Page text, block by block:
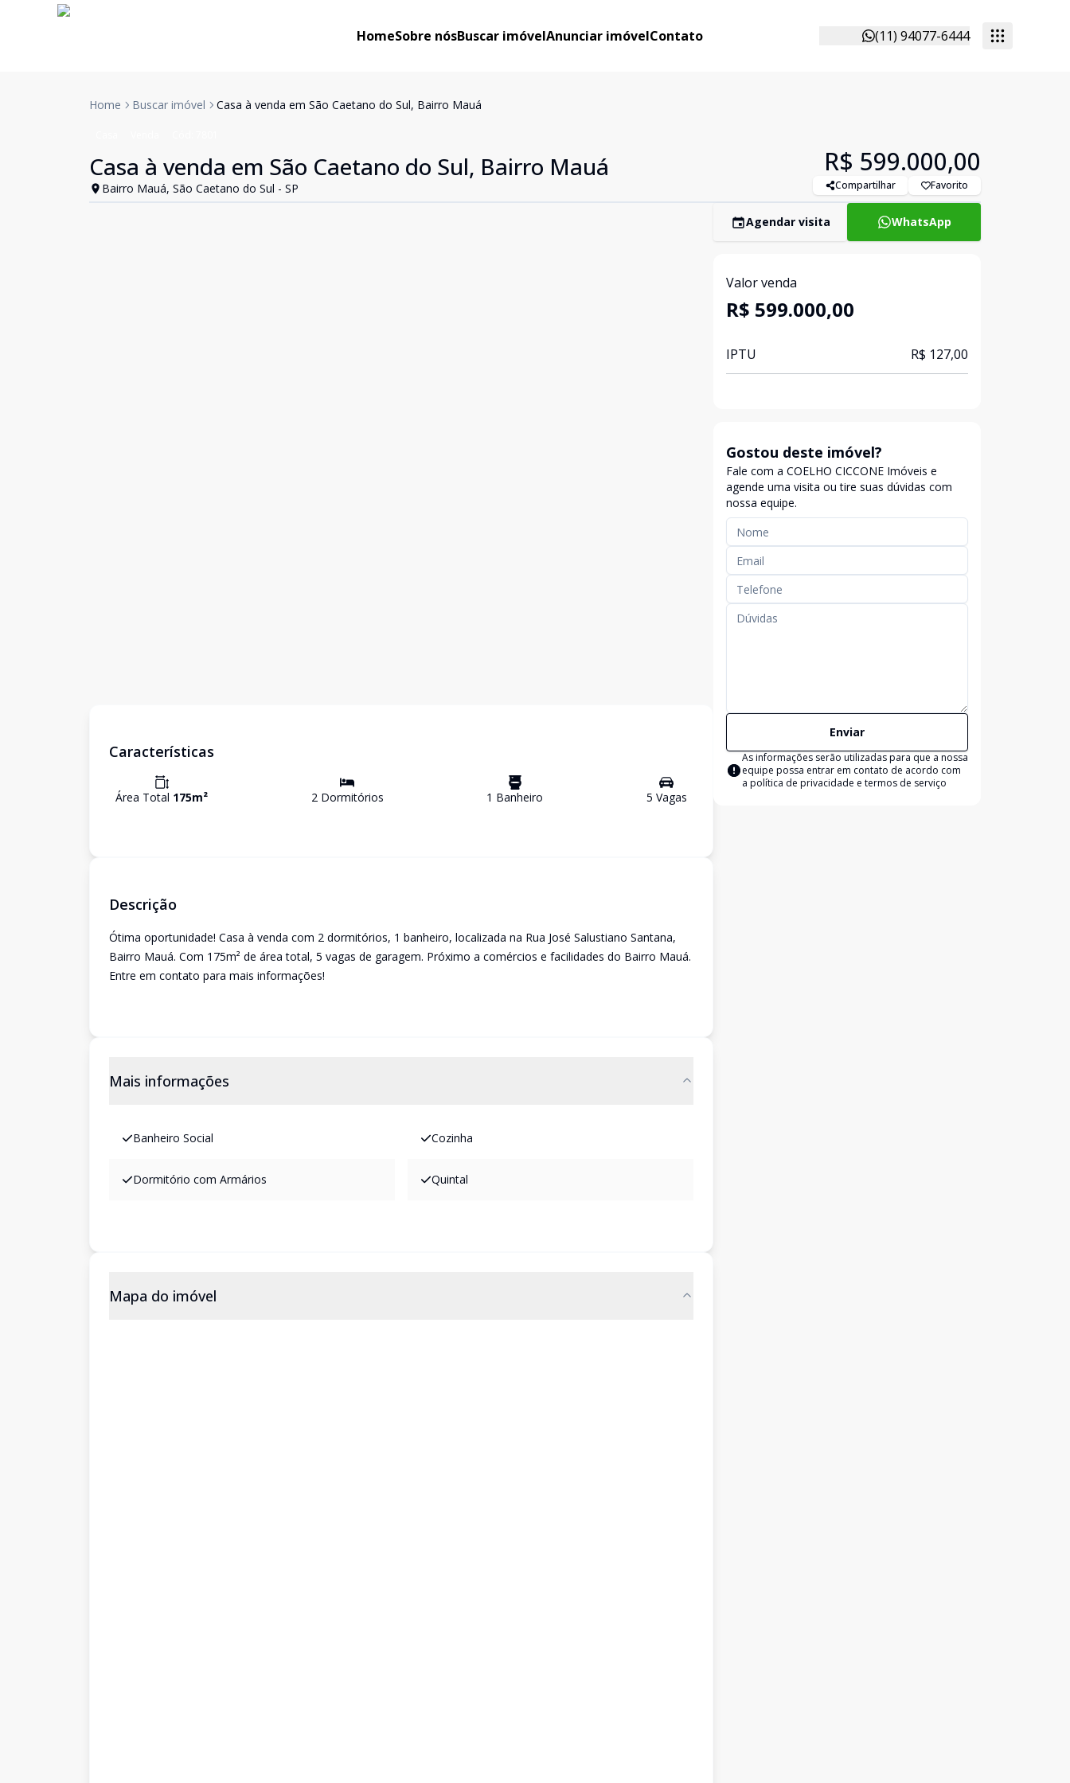
HomeSobre nósBuscar imóvelAnunciar imóvelContato (11) 94077-6444
Home Buscar imóvel Casa à venda em São Caetano do Sul, Bairro Mauá
Casa à venda em São Caetano do Sul, Bairro Mauá
Bairro Mauá, São Caetano do Sul - SP
R$ 599.000,00
Compartilhar Favorito
Características
Área Total 175m² 2Dormitórios 1 Banheiro 5 Vagas
Descrição
Ótima oportunidade! Casa à venda com 2 dormitórios, 1 banheiro, localizada na Rua José Salustiano Santana,
Bairro Mauá. Com 175m² de área total, 5 vagas de garagem. Próximo a comércios e facilidades do Bairro Mauá.
Entre em contato para mais informações!
Mais informações
Banheiro Social Cozinha
Dormitório com Armários Quintal
Mapa do imóvel
Agendar visita WhatsApp
Valor venda
R$ 599.000,00
IPTU R$ 127,00
Gostou deste imóvel?
Fale com a COELHO CICCONE Imóveis e
agende uma visita ou tire suas dúvidas com
nossa equipe.
Enviar
As informações serão utilizadas para que a nossa
equipe possa entrar em contato de acordo com
a política de privacidade e termos de serviço